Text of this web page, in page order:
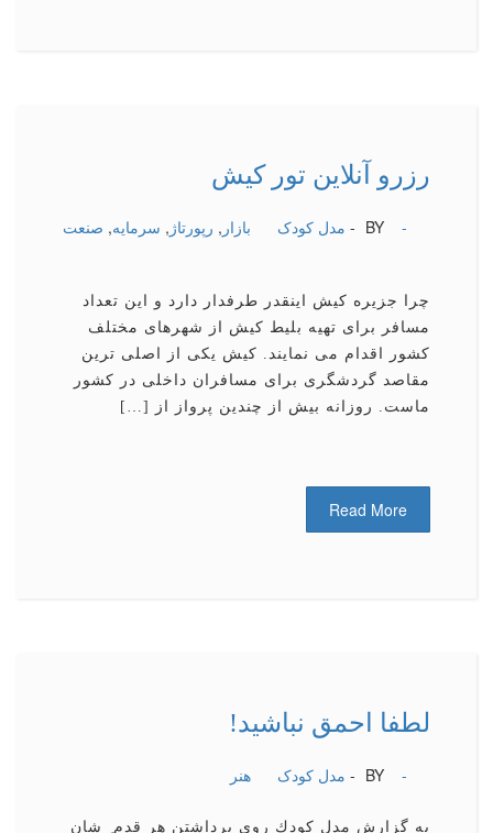
رزرو آنلاین تور كیش
BY - مدل کودک بازار , رپورتاژ , سرمایه, صنعت -
چرا جزیره كیش اینقدر طرفدار دارد و این تعداد
مسافر برای تهیه بلیط كیش از شهرهای مختلف
كشور اقدام می نمایند. کیش یکی از اصلی ترین
مقاصد گردشگری برای مسافران داخلی در کشور
ماست. روزانه بیش از چندین پرواز از […]
Read More
لطفا احمق نباشید!
BY - مدل کودک هنر -
به گزارش مدل كودك روی برداشتن هر قدم ِ شان